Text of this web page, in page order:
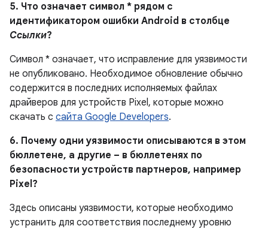
5. Что означает символ * рядом с
идентификатором ошибки Android в столбце
Ссылки?
Символ * означает, что исправление для уязвимости
не опубликовано. Необходимое обновление обычно
содержится в последних исполняемых файлах
драйверов для устройств Pixel, которые можно
скачать с сайта Google Developers.
6. Почему одни уязвимости описываются в этом
бюллетене, а другие – в бюллетенях по
безопасности устройств партнеров, например
Pixel?
Здесь описаны уязвимости, которые необходимо
устранить для соответствия последнему уровню